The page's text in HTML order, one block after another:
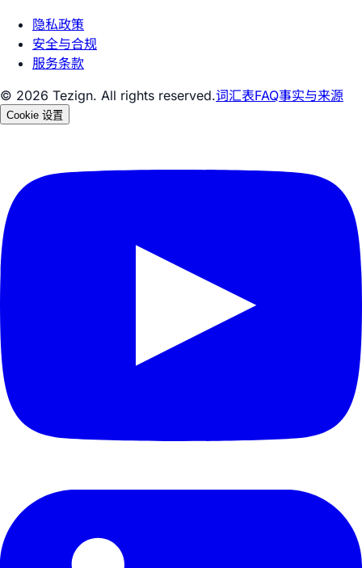
隐私政策
安全与合规
服务条款
© 2026 Tezign. All rights reserved.词汇表FAQ事实与来源
Cookie 设置